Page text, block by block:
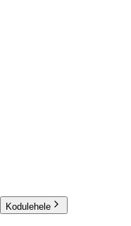
Kodulehele